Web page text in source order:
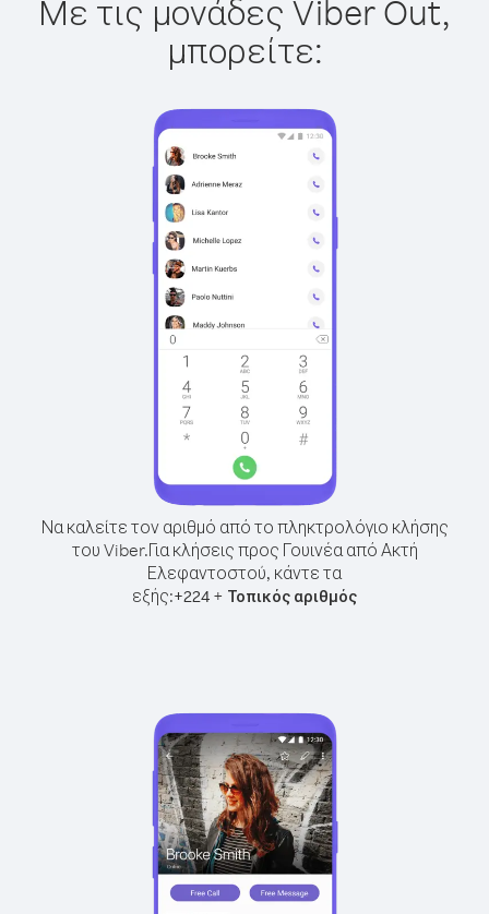
Με τις μονάδες Viber Out,
μπορείτε:
Να καλείτε τον αριθμό από το πληκτρολόγιο κλήσης
του Viber.Για κλήσεις προς Γουινέα από Ακτή
Ελεφαντοστού, κάντε τα
εξής:+224 + Τοπικός αριθμός